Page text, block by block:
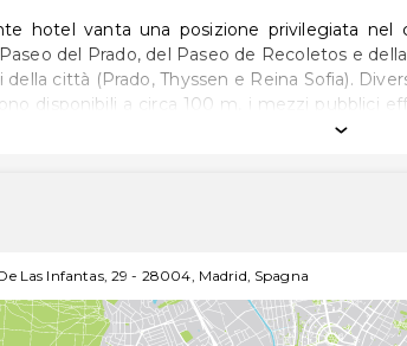
hotel vanta una posizione privilegiata
del Prado, del Paseo de Recoletos e
della città (Prado, Thyssen e Reina Sofia).
disponibili a circa 100 m, i mezzi pubblici
si raggiunge un parco. La stazione ferroviaria
di sicurezza, ascensori, sale lounge, un
di assistenza medica nonché dell'accesso
Dispongono di bagno con
a Internet, TV via satellite/via cavo.
Las Infantas, 29 - 28004, Madrid, Spagna